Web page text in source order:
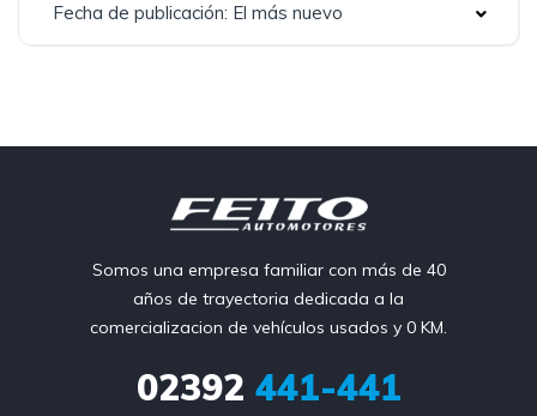
Fecha de publicación: El más nuevo
Somos una empresa familiar con más de 40
años de trayectoria dedicada a la
comercializacion de vehículos usados y 0 KM.
02392 441-441